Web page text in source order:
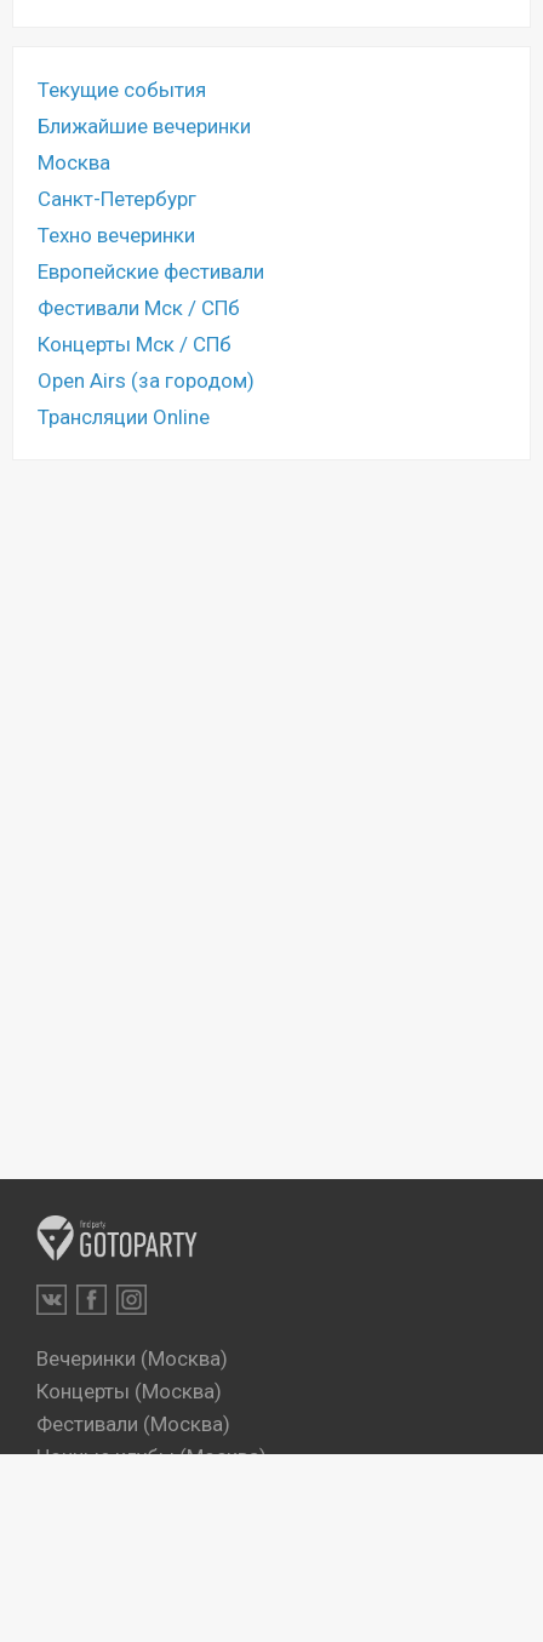
Текущие события
Ближайшие вечеринки
Москва
Санкт-Петербург
Техно вечеринки
Европейские фестивали
Фестивали Мск / СПб
Концерты Мск / СПб
Open Airs (за городом)
Трансляции Online
Вечеринки (Москва)
Концерты (Москва)
Фестивали (Москва)
Ночные клубы (Москва)